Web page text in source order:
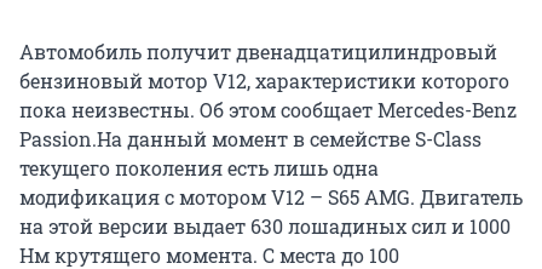
Автомобиль получит двенадцатицилиндровый
бензиновый мотор V12, характеристики которого
пока неизвестны. Об этом сообщает Mercedes-Benz
Passion.На данный момент в семействе S-Class
текущего поколения есть лишь одна
модификация с мотором V12 – S65 AMG. Двигатель
на этой версии выдает 630 лошадиных сил и 1000
Нм крутящего момента. С места до 100